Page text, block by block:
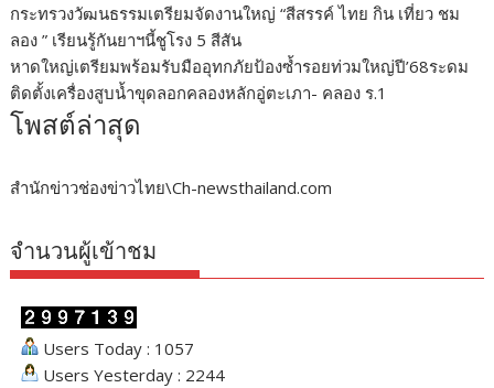
กระทรวงวัฒนธรรมเตรียมจัดงานใหญ่ “สีสรรค์ ไทย กิน เที่ยว ชม
ลอง ” เรียนรู้กันยาฯนี้ชูโรง 5 สีสัน
หาดใหญ่เตรียมพร้อมรับมืออุทกภัยป้องซ้ำรอยท่วมใหญ่ปี’68ระดม
ติดตั้งเครื่องสูบน้ำขุดลอกคลองหลักอู่ตะเภา- คลอง ร.1
โพสต์ล่าสุด
สำนักข่าวช่องข่าวไทย\Ch-newsthailand.com
จำนวนผู้เข้าชม
Users Today : 1057
Users Yesterday : 2244